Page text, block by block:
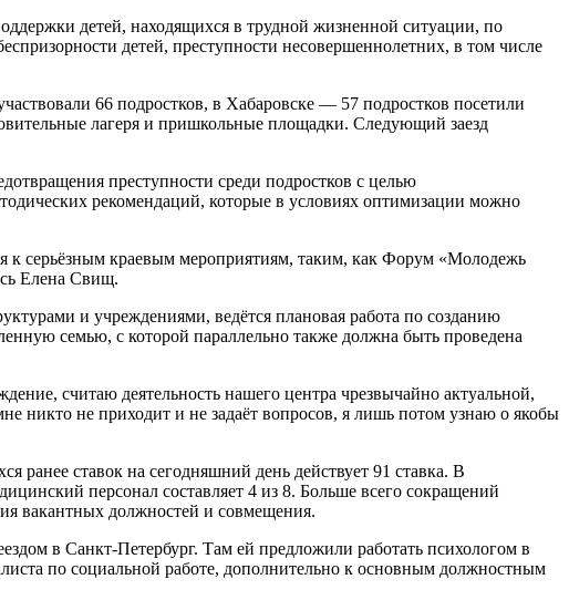
детей, находящихся в трудной жизненной ситуации, по
детей, преступности несовершеннолетних, в том числе
66 подростков, в Хабаровске — 57 подростков посетили
лагеря и пришкольные площадки. Следующий заезд
преступности среди подростков с целью
рекомендаций, которые в условиях оптимизации можно
к серьёзным краевым мероприятиям, таким, как Форум «Молодежь
Елена Свищ.
и учреждениями, ведётся плановая работа по созданию
семью, с которой параллельно также должна быть проведена
считаю деятельность нашего центра чрезвычайно актуальной,
никто не приходит и не задаёт вопросов, я лишь потом узнаю о якобы
ставок на сегодняшний день действует 91 ставка. В
персонал составляет 4 из 8. Больше всего сокращений
вакантных должностей и совмещения.
в Санкт-Петербург. Там ей предложили работать психологом в
по социальной работе, дополнительно к основным должностным